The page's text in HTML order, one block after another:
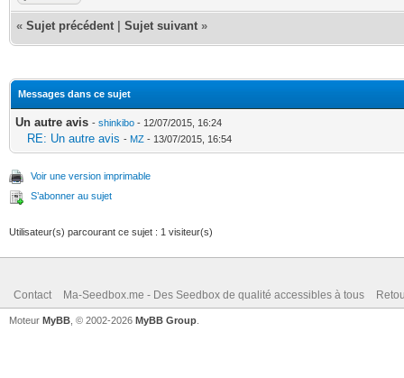
« Sujet précédent Sujet suivant »
Messages dans ce sujet
Un autre avis - shinkibo - 12/07/2015, 16:24
RE: Un autre avis - MZ - 13/07/2015, 16:54
Voir une version imprimable
S’abonner au sujet
Utilisateur(s) parcourant ce sujet : 1 visiteur(s)
Contact Ma-Seedbox.me - Des Seedbox de qualité accessibles à tous
Moteur MyBB , © 2002-2026 MyBB Group